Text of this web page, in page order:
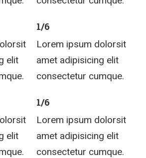
elit
1/6
Lorem ipsum dolorsit
amet adipisicing elit
consectetur cumque.
elit
1/6
Lorem ipsum dolorsit
amet adipisicing elit
consectetur cumque.